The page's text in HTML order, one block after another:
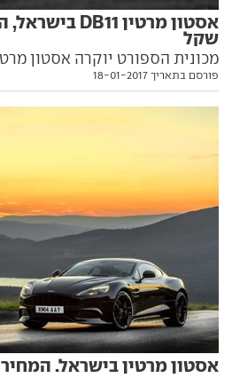
שקל
וכבר הספיקה להימכר למספר
פורסם בתאריך 18-01-2017
אסטון מרטין בישראל.